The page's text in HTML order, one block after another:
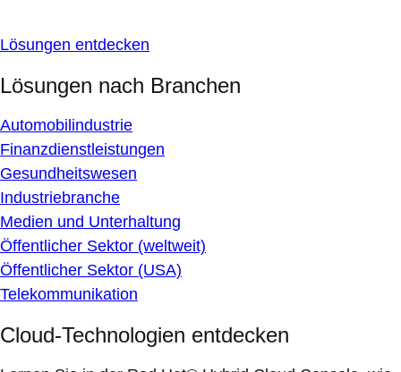
Lösungen entdecken
Lösungen nach Branchen
Automobilindustrie
Finanzdienstleistungen
Gesundheitswesen
Industriebranche
Medien und Unterhaltung
Öffentlicher Sektor (weltweit)
Öffentlicher Sektor (USA)
Telekommunikation
Cloud-Technologien entdecken